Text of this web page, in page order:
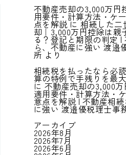
不動産売却の3,000万円
用要件・計算方法・ケ
点を解説に相続した二
却｜3,000万円控除は親
る？登記と期限の判定 |
ら、不動産に強い 渡邉
所より
相続税を払ったなら必
算の特例で手残りを最
に 不動産売却の3,000万
適用要件・計算方法・
意点を解説 | 不動産相
に強い 渡邉優税理士事
アーカイブ
2026年8月
2026年7月
2026年6月